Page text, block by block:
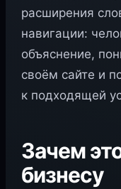
расширения
навигации:
объяснение,
своём сайте и
к подходящей
Зачем
бизнесу